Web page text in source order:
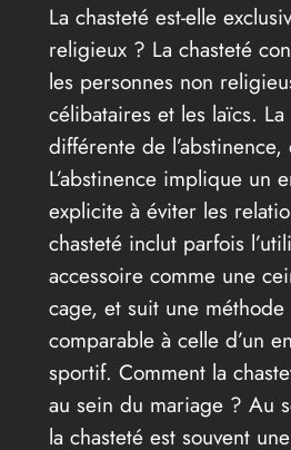
La chasteté est-elle
religieux ? La chasteté
les personnes non
célibataires et les laïcs. La
différente de
L’abstinence implique un
explicite à éviter les
chasteté inclut parfois
accessoire comme une
cage, et suit une
comparable à celle d’un
sportif. Comment la
au sein du mariage ? Au
la chasteté est souvent